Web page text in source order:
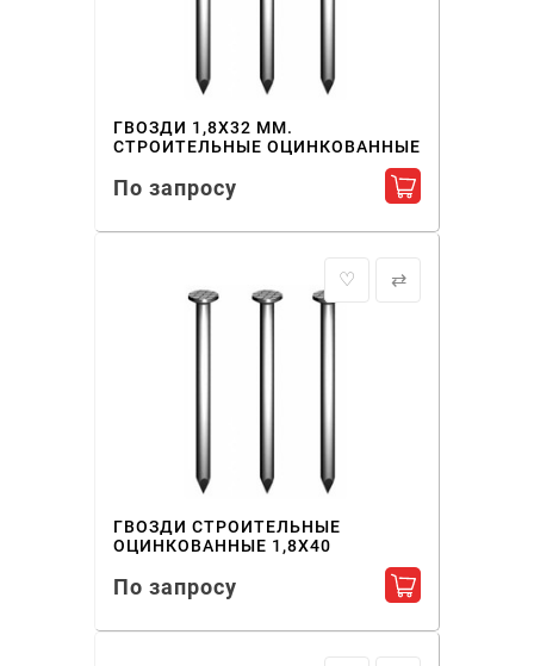
ГВОЗДИ 1,8X32 ММ.
СТРОИТЕЛЬНЫЕ ОЦИНКОВАННЫЕ
По запросу Добавить в
♡ ⇄
ГВОЗДИ СТРОИТЕЛЬНЫЕ
ОЦИНКОВАННЫЕ 1,8X40
По запросу Добавить в